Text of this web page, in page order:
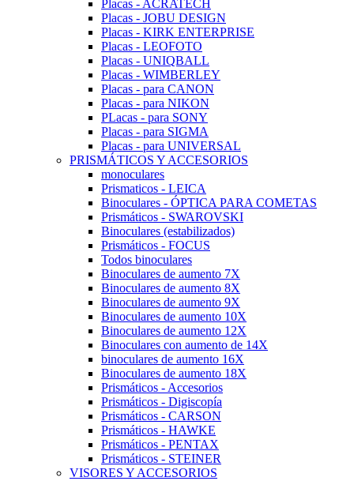
Placas - ACRATECH
Placas - JOBU DESIGN
Placas - KIRK ENTERPRISE
Placas - LEOFOTO
Placas - UNIQBALL
Placas - WIMBERLEY
Placas - para CANON
Placas - para NIKON
PLacas - para SONY
Placas - para SIGMA
Placas - para UNIVERSAL
PRISMÁTICOS Y ACCESORIOS
monoculares
Prismaticos - LEICA
Binoculares - ÓPTICA PARA COMETAS
Prismáticos - SWAROVSKI
Binoculares (estabilizados)
Prismáticos - FOCUS
Todos binoculares
Binoculares de aumento 7X
Binoculares de aumento 8X
Binoculares de aumento 9X
Binoculares de aumento 10X
Binoculares de aumento 12X
Binoculares con aumento de 14X
binoculares de aumento 16X
Binoculares de aumento 18X
Prismáticos - Accesorios
Prismáticos - Digiscopía
Prismáticos - CARSON
Prismáticos - HAWKE
Prismáticos - PENTAX
Prismáticos - STEINER
VISORES Y ACCESORIOS